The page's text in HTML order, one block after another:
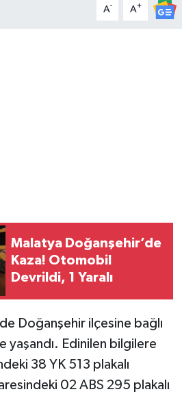
A- A+
Malatya Doğanşehir’de
Kaza! Otomobil
Devrildi, 1 Yaralı
Doğanşehir ilçesine bağlı
yaşandı. Edinilen bilgilere
38 YK 513 plakalı
02 ABS 295 plakalı